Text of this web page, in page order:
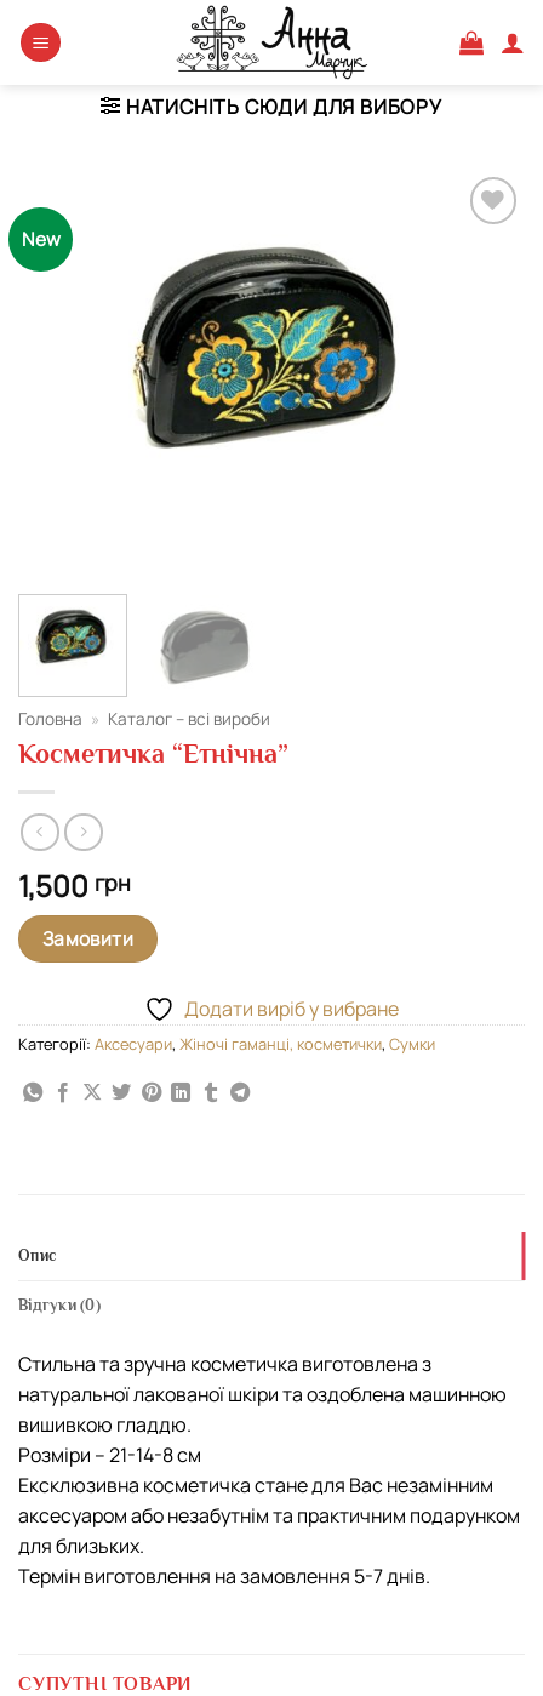
НАТИСНІТЬ СЮДИ ДЛЯ ВИБОРУ
New
Головна » Каталог – всі вироби
Косметичка “Етнічна”
1,500 грн
Замовити
Додати виріб у вибране
Категорії: Аксесуари, Жіночі гаманці, косметички, Сумки
Опис
Відгуки (0)
Стильна та зручна косметичка виготовлена з
натуральної лакованої шкіри та оздоблена машинною
вишивкою гладдю.
Розміри – 21-14-8 см
Ексклюзивна косметичка стане для Вас незамінним
аксесуаром або незабутнім та практичним подарунком
для близьких.
Термін виготовлення на замовлення 5-7 днів.
СУПУТНІ ТОВАРИ